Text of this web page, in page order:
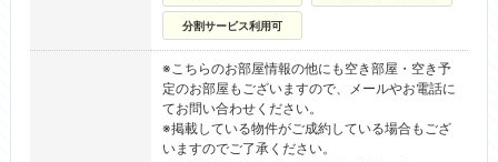
分割サービス利用可
※こちらのお部屋情報の他にも空き部屋・空き予
定のお部屋もございますので、メールやお電話に
てお問い合わせください。
※掲載している物件がご成約している場合もござ
いますのでご了承ください。